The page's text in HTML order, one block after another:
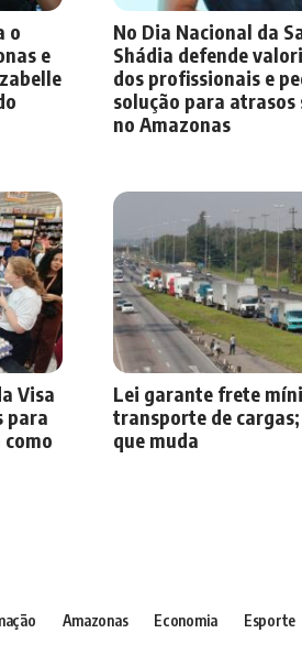
o
e
No Dia Nacional da
Shádia defende
dos profissionais e
solução para
no Amazonas
Visa
para
Lei garante frete
transporte de
que muda
Amazonas Economia Esporte